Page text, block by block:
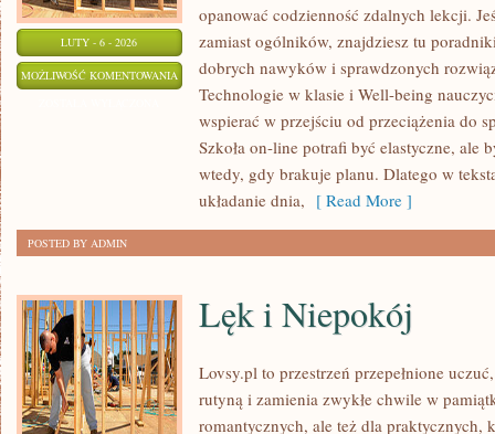
LUTY - 6 - 2026
MOŻLIWOŚĆ KOMENTOWANIA EDUKACJA
PRZYSZŁOŚCI
opanować codzienność zdalnych lekcji.
zamiast ogólników, znajdziesz tu
dobrych nawyków i sprawdzonych
Technologie w klasie i Well-being
wspierać w przejściu od przeciążenia do
Szkoła on-line potrafi być elastyczne, ale
wtedy, gdy brakuje planu. Dlatego w
układanie dnia, [ Read More ]
POSTED BY ADMIN
Lęk i Niepokój
Lovsy.pl to przestrzeń przepełnione
rutyną i zamienia zwykłe chwile w
romantycznych, ale też dla praktycznych,